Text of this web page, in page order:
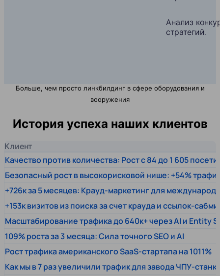
Анализ
стратегий.
Больше, чем просто линкбилдинг в сфере оборудования и
вооружения
История успеха наших клиентов
Клиент
Качество против количества: Рост с 84 до 1 605
Безопасный рост в высокорисковой нише: +54%
+726к за 5 месяцев: Крауд-маркетинг для
+153к визитов из поиска за счет крауда и ссылок-
Масштабирование трафика до 640к+ через AI и Entity
109% роста за 3 месяца: Сила точного SEO и AI
Рост трафика американского SaaS-стартапа на 1011%
Как мы в 7 раз увеличили трафик для завода ЧПУ-